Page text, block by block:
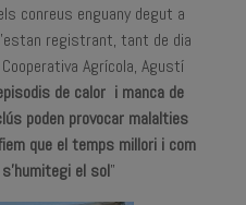
conreus enguany degut a
registrant, tant de dia
Agrícola, Agustí
de calor i manca de
poden provocar malalties
que el temps millori i com
el sol”